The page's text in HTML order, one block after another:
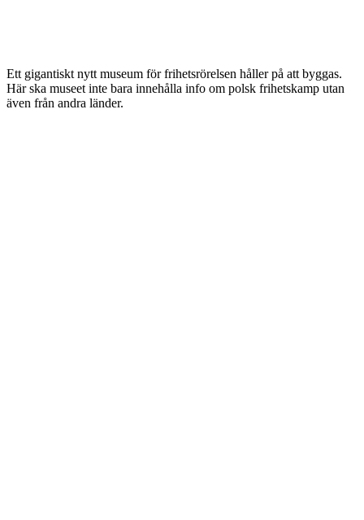
Ett gigantiskt nytt museum för frihetsrörelsen håller på att byggas.
Här ska museet inte bara innehålla info om polsk frihetskamp utan
även från andra länder.